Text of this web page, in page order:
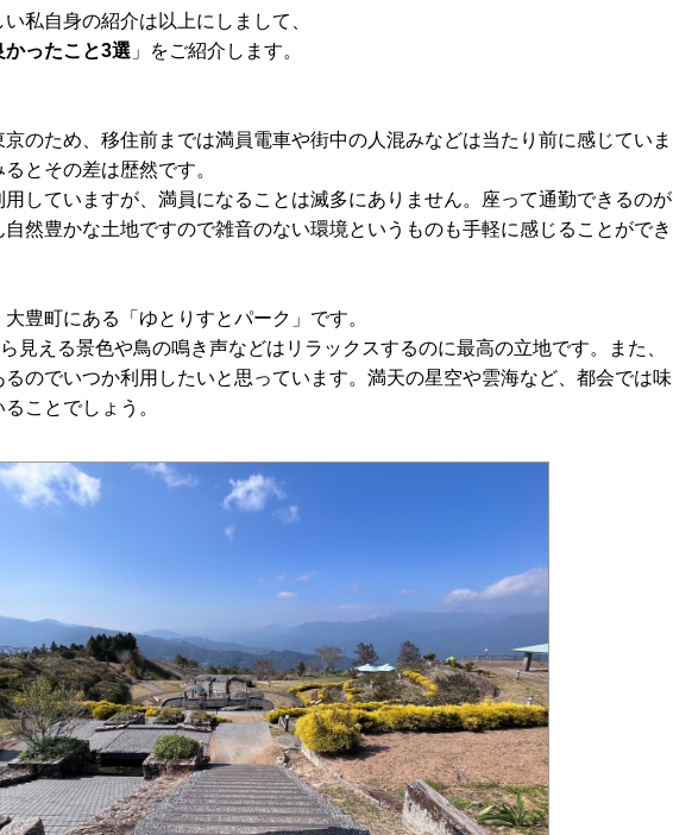
私自身の紹介は以上にしまして、
ったこと3選 」をご紹介します。
のため、移住前までは満員電車や街中の人混みなどは当たり前に感じていま
とその差は歴然です。
していますが、満員になることは滅多にありません。座って通勤できるのが
然豊かな土地ですので雑音のない環境というものも手軽に感じることができ
豊町にある「ゆとりすとパーク」です。
見える景色や鳥の鳴き声などはリラックスするのに最高の立地です。また、
のでいつか利用したいと思っています。満天の星空や雲海など、都会では味
ことでしょう。